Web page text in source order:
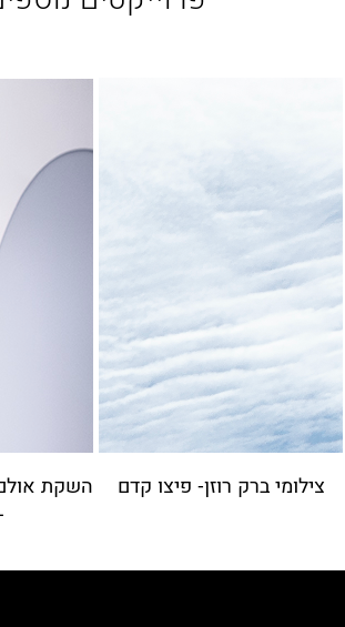
צילומי ברק רוזן- פיצו קדם